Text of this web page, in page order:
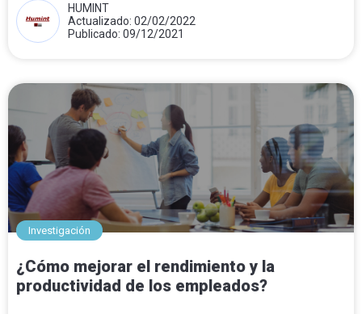
HUMINT
Actualizado: 02/02/2022
Publicado: 09/12/2021
Investigación
¿Cómo mejorar el rendimiento y la
productividad de los empleados?